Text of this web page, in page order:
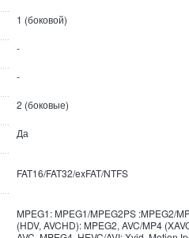
1 (боковой)
-
-
2 (боковые)
Да
FAT16/FAT32/exFAT/NTFS
MPEG1: MPEG1/MPEG2PS :MPEG2/
(HDV, AVCHD): MPEG2, AVC/MP4